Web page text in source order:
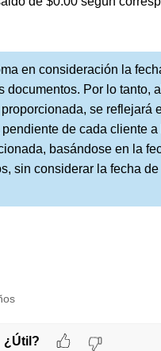
en consideración la
documentos. Por lo tanto,
se reflejará
de cada cliente a
basándose en la
sin considerar la fecha de
¿Útil?